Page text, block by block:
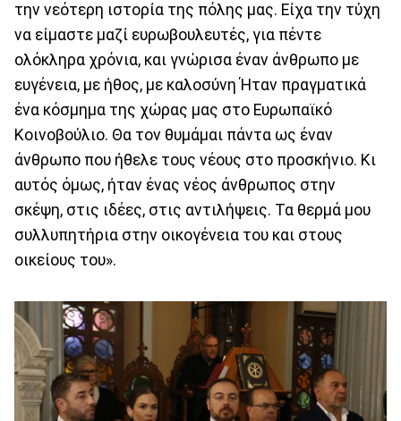
την νεότερη ιστορία της πόλης μας. Είχα την τύχη
να είμαστε μαζί ευρωβουλευτές, για πέντε
ολόκληρα χρόνια, και γνώρισα έναν άνθρωπο με
ευγένεια, με ήθος, με καλοσύνη Ήταν πραγματικά
ένα κόσμημα της χώρας μας στο Ευρωπαϊκό
Κοινοβούλιο. Θα τον θυμάμαι πάντα ως έναν
άνθρωπο που ήθελε τους νέους στο προσκήνιο. Κι
αυτός όμως, ήταν ένας νέος άνθρωπος στην
σκέψη, στις ιδέες, στις αντιλήψεις. Τα θερμά μου
συλλυπητήρια στην οικογένεια του και στους
οικείους του».